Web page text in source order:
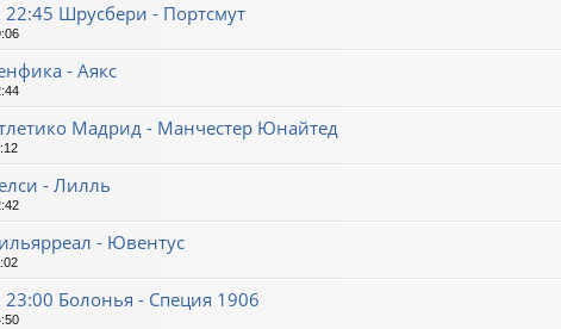
Шрусбери - Портсмут
- Аякс
Мадрид - Манчестер Юнайтед
- Лилль
- Ювентус
Болонья - Специя 1906